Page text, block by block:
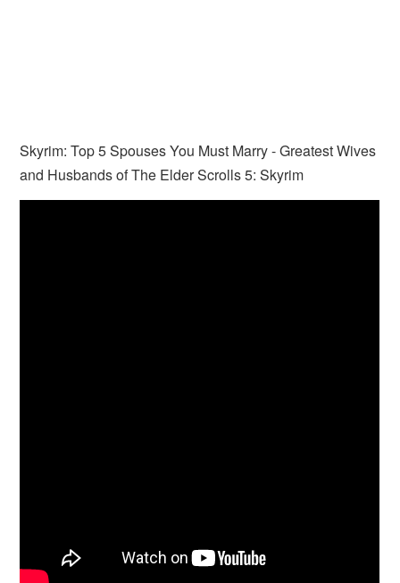
Skyrim: Top 5 Spouses You Must Marry - Greatest Wives
and Husbands of The Elder Scrolls 5: Skyrim